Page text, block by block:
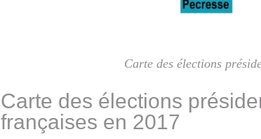
Carte des élections
Carte des élections
françaises en 2017